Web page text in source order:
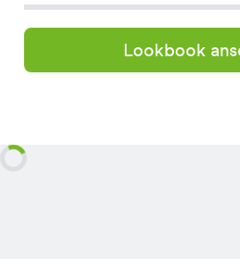
Lookbook